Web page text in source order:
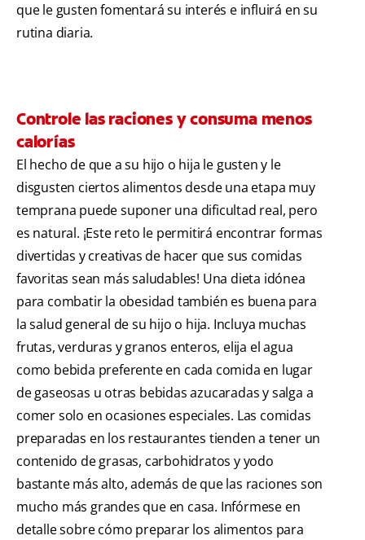
que le gusten fomentará su interés e influirá en su
rutina diaria.
Controle las raciones y consuma menos
calorías
El hecho de que a su hijo o hija le gusten y le
disgusten ciertos alimentos desde una etapa muy
temprana puede suponer una dificultad real, pero
es natural. ¡Este reto le permitirá encontrar formas
divertidas y creativas de hacer que sus comidas
favoritas sean más saludables! Una dieta idónea
para combatir la obesidad también es buena para
la salud general de su hijo o hija. Incluya muchas
frutas, verduras y granos enteros, elija el agua
como bebida preferente en cada comida en lugar
de gaseosas u otras bebidas azucaradas y salga a
comer solo en ocasiones especiales. Las comidas
preparadas en los restaurantes tienden a tener un
contenido de grasas, carbohidratos y yodo
bastante más alto, además de que las raciones son
mucho más grandes que en casa. Infórmese en
detalle sobre cómo preparar los alimentos para